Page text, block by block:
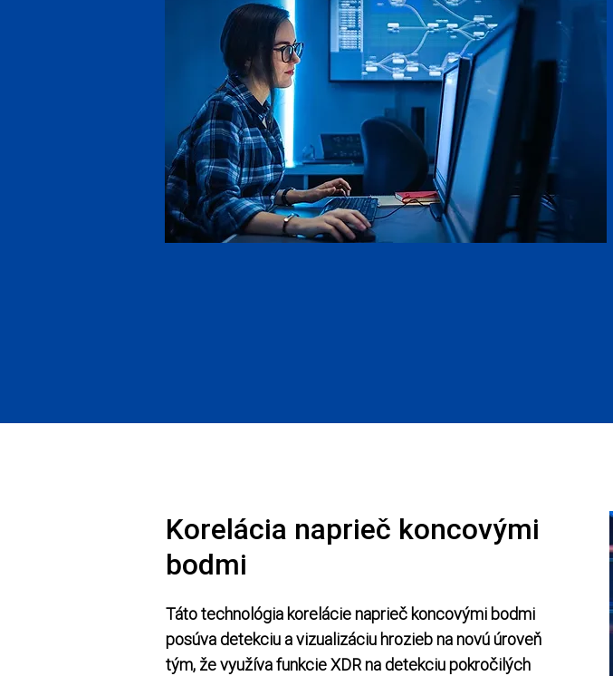
Korelácia naprieč koncovými
bodmi
Táto technológia korelácie naprieč koncovými bodmi
posúva detekciu a vizualizáciu hrozieb na novú úroveň
tým, že využíva funkcie XDR na detekciu pokročilých